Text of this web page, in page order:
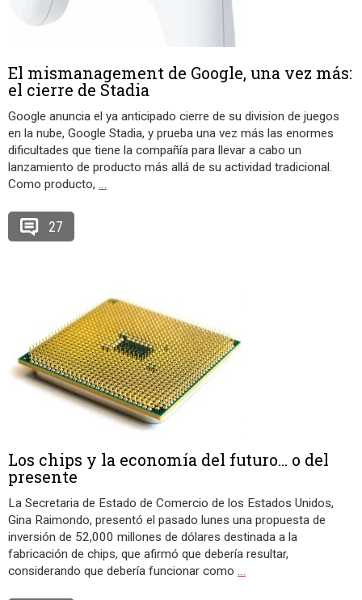
El mismanagement de Google, una vez más:
el cierre de Stadia
Google anuncia el ya anticipado cierre de su division de juegos
en la nube, Google Stadia, y prueba una vez más las enormes
dificultades que tiene la compañía para llevar a cabo un
lanzamiento de producto más allá de su actividad tradicional.
Como producto, …
27
Los chips y la economía del futuro… o del
presente
La Secretaria de Estado de Comercio de los Estados Unidos,
Gina Raimondo, presentó el pasado lunes una propuesta de
inversión de 52,000 millones de dólares destinada a la
fabricación de chips, que afirmó que debería resultar,
considerando que debería funcionar como …